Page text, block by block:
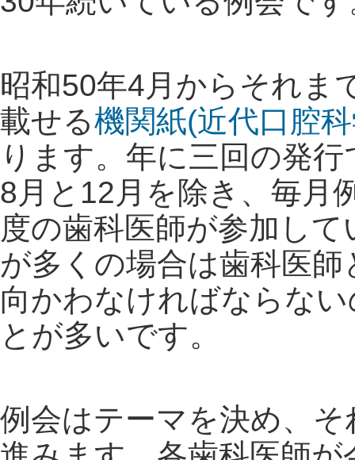
昭和50年4月からそれま
載せる機関紙(近代口腔
ります。年に三回の発
8月と12月を除き、毎月
度の歯科医師が参加し
が多くの場合は歯科医
向かわなければならな
とが多いです。
例会はテーマを決め、